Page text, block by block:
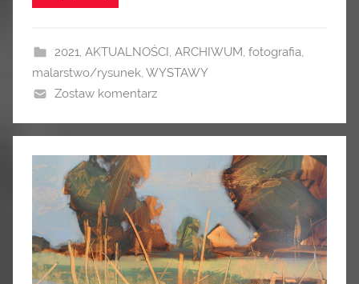
2021, AKTUALNOŚCI, ARCHIWUM, fotografia,
malarstwo/rysunek, WYSTAWY
Zostaw komentarz